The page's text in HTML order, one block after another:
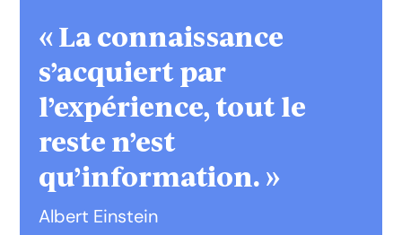
« La connaissance
s’acquiert par
l’expérience, tout le
reste n’est
qu’information. »
Albert Einstein